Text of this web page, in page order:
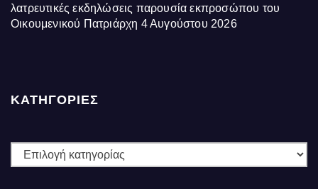
λατρευτικές εκδηλώσεις παρουσία εκπροσώπου του
Οικουμενικού Πατριάρχη 4 Αυγούστου 2026
ΚΑΤΗΓΟΡΙΕΣ
ΚΑΤΗΓΟΡΙΕΣ